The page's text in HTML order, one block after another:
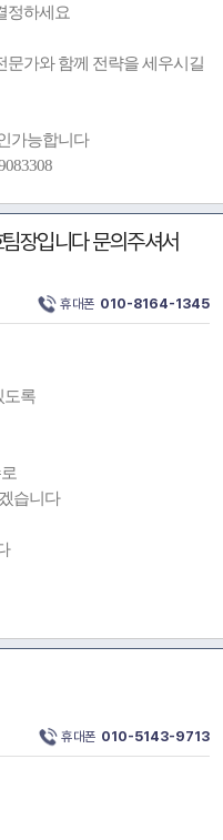
정하세요
문가와 함께 전략을 세우시길
가능합니다
장입니다 문의주셔서
휴대폰 010-8164-1345
도록
습니다
휴대폰 010-5143-9713